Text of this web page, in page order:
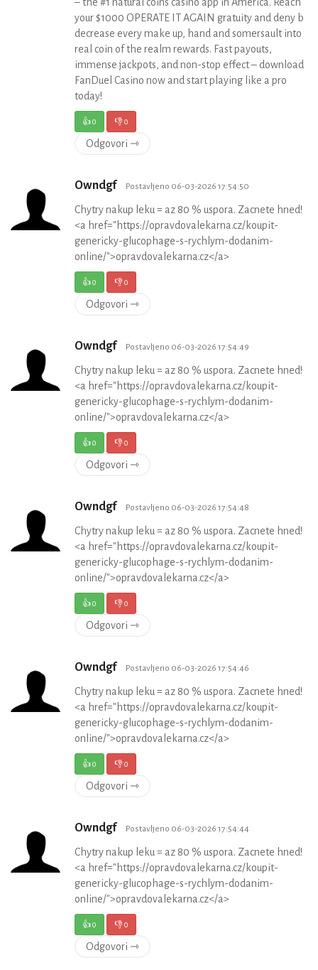
– the #1 natural coins casino app in America. Reach
your $1000 OPERATE IT AGAIN gratuity and deny b
decrease every make up, hand and somersault into
real coin of the realm rewards. Fast payouts,
immense jackpots, and non-stop effect – download
FanDuel Casino now and start playing like a pro
today!
👍0 👎0
Odgovori ⇾
Owndgf Postavljeno 06-03-2026 17:54:50
Chytry nakup leku = az 80 % uspora. Zacnete hned!
<a href="https://opravdovalekarna.cz/koupit-
genericky-glucophage-s-rychlym-dodanim-
online/">opravdovalekarna.cz</a>
👍0 👎0
Odgovori ⇾
Owndgf Postavljeno 06-03-2026 17:54:49
Chytry nakup leku = az 80 % uspora. Zacnete hned!
<a href="https://opravdovalekarna.cz/koupit-
genericky-glucophage-s-rychlym-dodanim-
online/">opravdovalekarna.cz</a>
👍0 👎0
Odgovori ⇾
Owndgf Postavljeno 06-03-2026 17:54:48
Chytry nakup leku = az 80 % uspora. Zacnete hned!
<a href="https://opravdovalekarna.cz/koupit-
genericky-glucophage-s-rychlym-dodanim-
online/">opravdovalekarna.cz</a>
👍0 👎0
Odgovori ⇾
Owndgf Postavljeno 06-03-2026 17:54:46
Chytry nakup leku = az 80 % uspora. Zacnete hned!
<a href="https://opravdovalekarna.cz/koupit-
genericky-glucophage-s-rychlym-dodanim-
online/">opravdovalekarna.cz</a>
👍0 👎0
Odgovori ⇾
Owndgf Postavljeno 06-03-2026 17:54:44
Chytry nakup leku = az 80 % uspora. Zacnete hned!
<a href="https://opravdovalekarna.cz/koupit-
genericky-glucophage-s-rychlym-dodanim-
online/">opravdovalekarna.cz</a>
👍0 👎0
Odgovori ⇾